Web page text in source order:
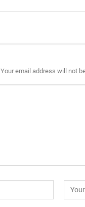
Your email address will not